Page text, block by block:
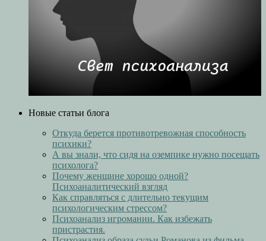
Новые статьи блога
Откуда берется противотревожная способность
психики?
А вы знали, что сидя на оземпике нужно посещать
психолога?
Почему женщине хорошо одной?
Психоаналитический взгляд
Как справляться с длительно текущим
психологическим стрессом?
Психоанализ игромании. Как избежать
пристрастия.